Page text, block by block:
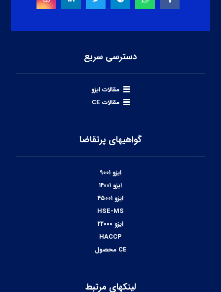
دسترسی سریع
مقالات ایزو
مقالات CE
گواهیهای پرتقاضا
ایزو ۹۰۰۱
ایزو ۱۴۰۰۱
ایزو ۴۵۰۰۱
HSE-MS
ایزو ۲۲۰۰۰
HACCP
CE محصول
لینکهای مرتبط